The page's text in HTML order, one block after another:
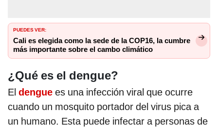
PUEDES VER:
Cali es elegida como la sede de la COP16, la cumbre
más importante sobre el cambo climático
¿Qué es el dengue?
El dengue es una infección viral que ocurre
cuando un mosquito portador del virus pica a
un humano. Esta puede infectar a personas de